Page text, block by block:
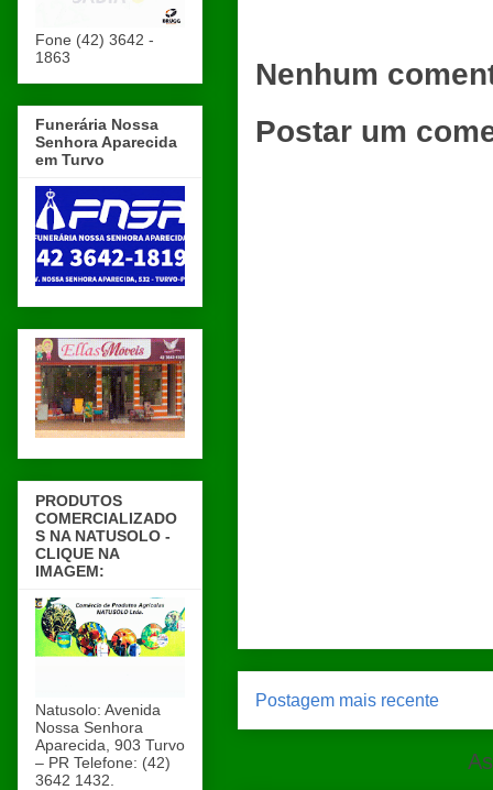
Nenhum
Postar um
Postagem mais recente
Fone (42) 3642 -
1863
Funerária Nossa
Senhora Aparecida
em Turvo
PRODUTOS
COMERCIALIZADO
S NA NATUSOLO -
CLIQUE NA
IMAGEM:
Natusolo: Avenida
Nossa Senhora
Aparecida, 903 Turvo
– PR Telefone: (42)
3642 1432.